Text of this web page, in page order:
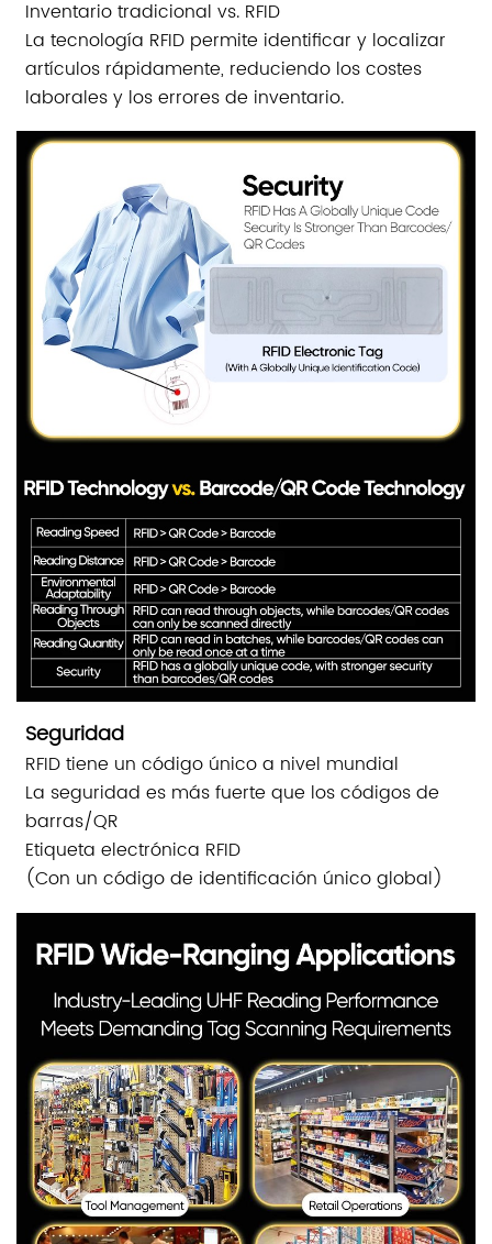
Inventario tradicional vs. RFID
La tecnología RFID permite identificar y localizar
artículos rápidamente, reduciendo los costes
laborales y los errores de inventario.
Seguridad
RFID tiene un código único a nivel mundial
La seguridad es más fuerte que los códigos de
barras/QR
Etiqueta electrónica RFID
(Con un código de identificación único global)